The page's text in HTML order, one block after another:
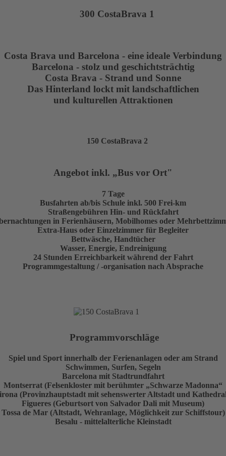
Costa Brava und Barcelona - eine ideale Verbindung
Barcelona - stolz und geschichtsträchtig
Costa Brava - Strand und Sonne
Das Hinterland lockt mit landschaftlichen
und kulturellen Attraktionen
Angebot inkl. „Bus vor Ort"
7 Tage
Busfahrten ab/bis Schule inkl. 500 Frei-km
Straßengebühren Hin- und Rückfahrt
in Ferienhäusern, Mobilhomes oder
Extra-Haus oder Einzelzimmer für Begleiter
Bettwäsche, Handtücher
Wasser, Energie, Endreinigung
24 Stunden Erreichbarkeit während der Fahrt
Programmgestaltung / -organisation nach Absprache
Programmvorschläge
Spiel und Sport innerhalb der Ferienanlagen oder am Strand
Schwimmen, Surfen, Segeln
Barcelona mit Stadtrundfahrt
Montserrat (Felsenkloster mit berühmter „Schwarze Madonna“
(Provinzhauptstadt mit sehenswerter Altstadt und
Figueres (Geburtsort von Salvador Dali mit Museum)
Tossa de Mar (Altstadt, Wehranlage, Möglichkeit zur Schiffstour)
Besalu - mittelalterliche Kleinstadt